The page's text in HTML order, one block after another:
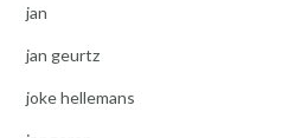
jan
jan geurtz
joke hellemans